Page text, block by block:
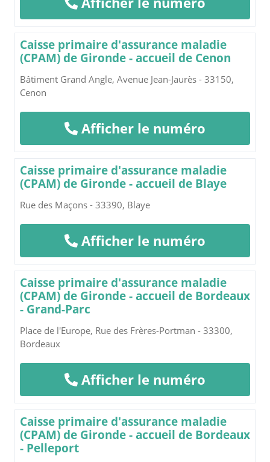
Caisse primaire d'assurance maladie
(CPAM) de Gironde - accueil de Cenon
Bâtiment Grand Angle, Avenue Jean-Jaurès - 33150,
Cenon
Afficher le numéro
Caisse primaire d'assurance maladie
(CPAM) de Gironde - accueil de Blaye
Rue des Maçons - 33390, Blaye
Afficher le numéro
Caisse primaire d'assurance maladie
(CPAM) de Gironde - accueil de Bordeaux
- Grand-Parc
Place de l'Europe, Rue des Frères-Portman - 33300,
Bordeaux
Afficher le numéro
Caisse primaire d'assurance maladie
(CPAM) de Gironde - accueil de Bordeaux
- Pelleport